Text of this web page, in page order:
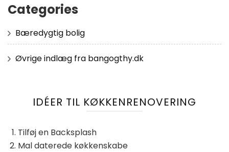
Categories
Bæredygtig bolig
Øvrige indlæg fra bangogthy.dk
IDÉER TIL KØKKENRENOVERING
Tilføj en Backsplash
Mal daterede køkkenskabe